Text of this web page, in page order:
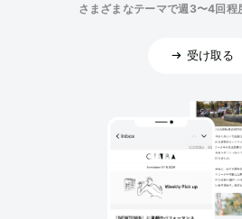
さまざまなテーマで週3〜4回程
受け取る